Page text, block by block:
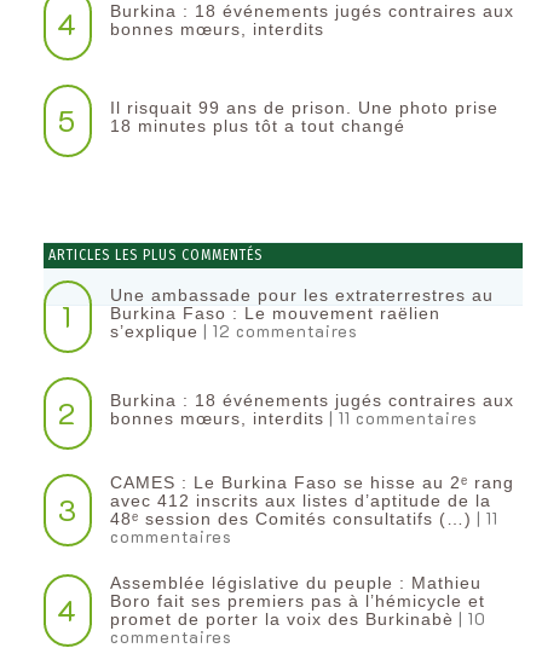
4
Burkina : 18 événements jugés contraires aux
bonnes mœurs, interdits
5
Il risquait 99 ans de prison. Une photo prise
18 minutes plus tôt a tout changé
ARTICLES LES PLUS COMMENTÉS
1
Une ambassade pour les extraterrestres au
Burkina Faso : Le mouvement raëlien
s’explique | 12 commentaires
2
Burkina : 18 événements jugés contraires aux
bonnes mœurs, interdits | 11 commentaires
3
CAMES : Le Burkina Faso se hisse au 2ᵉ rang
avec 412 inscrits aux listes d’aptitude de la
48ᵉ session des Comités consultatifs (…) | 11
commentaires
4
Assemblée législative du peuple : Mathieu
Boro fait ses premiers pas à l’hémicycle et
promet de porter la voix des Burkinabè | 10
commentaires